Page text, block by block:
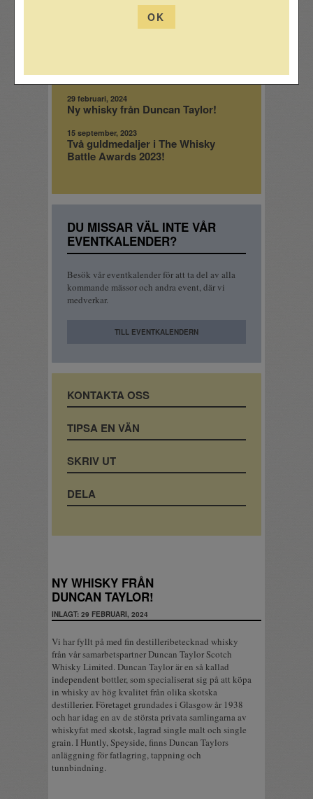
Bulgariskt rödvin med toner av
Bonfantes stjärnvin i ny årgång
29 februari, 2024
Ny whisky från Duncan Taylor!
15 september, 2023
Två guldmedaljer i The Whisky
Battle Awards 2023!
DU MISSAR VÄL INTE VÅR
EVENTKALENDER?
Besök vår eventkalender för att ta del av alla
kommande mässor och andra event, där vi
medverkar.
TILL EVENTKALENDERN
KONTAKTA OSS
TIPSA EN VÄN
SKRIV UT
DELA
NY WHISKY FRÅN
DUNCAN TAYLOR!
INLAGT: 29 FEBRUARI, 2024
Vi har fyllt på med fin destilleribetecknad whisky
från vår samarbetspartner Duncan Taylor Scotch
Whisky Limited. Duncan Taylor är en så kallad
independent bottler, som specialiserat sig på att köpa
in whisky av hög kvalitet från olika skotska
destillerier. Företaget grundades i Glasgow år 1938
och har idag en av de största privata samlingarna av
whiskyfat med skotsk, lagrad single malt och single
grain. I Huntly, Speyside, finns Duncan Taylors
anläggning för fatlagring, tappning och
tunnbindning.
OK